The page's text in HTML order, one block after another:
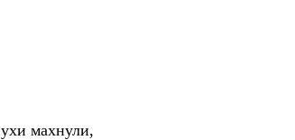
махнули,